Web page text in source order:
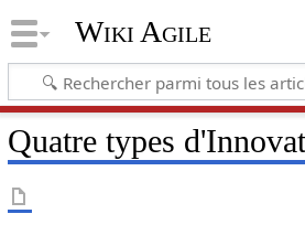
Wiki Agile
Quatre types